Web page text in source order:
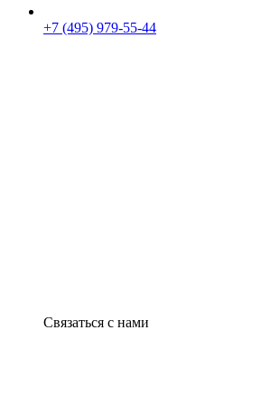
+7 (495) 979-55-44
Связаться с нами